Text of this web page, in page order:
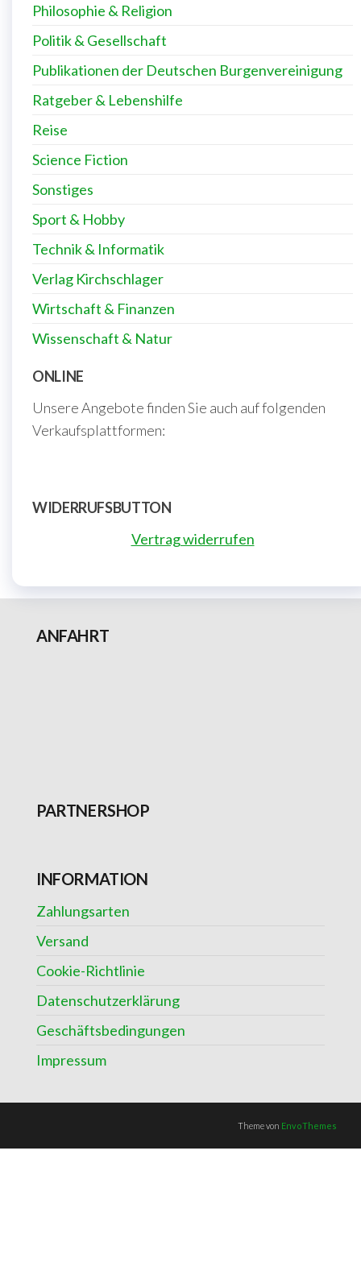
Philosophie & Religion
Politik & Gesellschaft
Publikationen der Deutschen Burgenvereinigung
Ratgeber & Lebenshilfe
Reise
Science Fiction
Sonstiges
Sport & Hobby
Technik & Informatik
Verlag Kirchschlager
Wirtschaft & Finanzen
Wissenschaft & Natur
ONLINE
Unsere Angebote finden Sie auch auf folgenden
Verkaufsplattformen:
WIDERRUFSBUTTON
Vertrag widerrufen
ANFAHRT
PARTNERSHOP
INFORMATION
Zahlungsarten
Versand
Cookie-Richtlinie
Datenschutzerklärung
Geschäftsbedingungen
Impressum
Theme von EnvoThemes